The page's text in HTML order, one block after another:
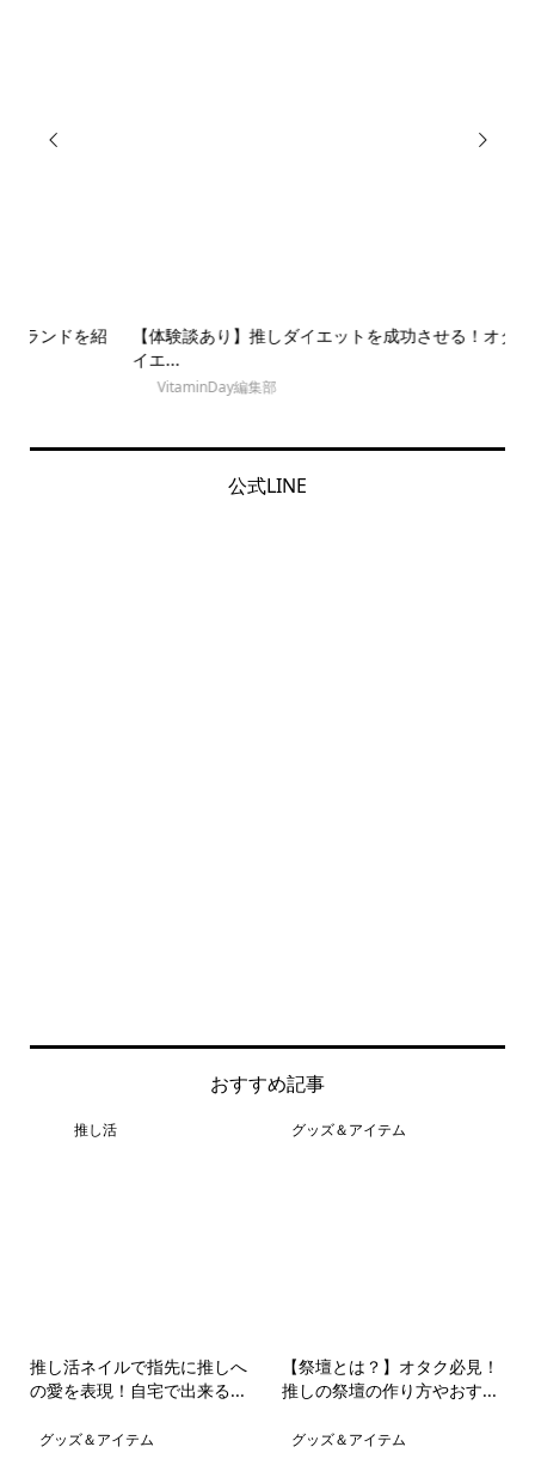

【体験談あり】推しダイエットを成功させる！オタク必見なダ
VitaminDay編集部

公式LINE
おすすめ記事
推し活
推し活ネイルで指先に推しへ
の愛を表現！自宅で出来る...
グッズ＆アイテム
【祭壇とは？】オタク必見！
推しの祭壇の作り方やおす...
グッズ＆アイテム グッズ＆アイテム